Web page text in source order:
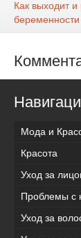
Как выходит
беременности
Мода и
Красота
Уход за
Проблемы с
Уход за